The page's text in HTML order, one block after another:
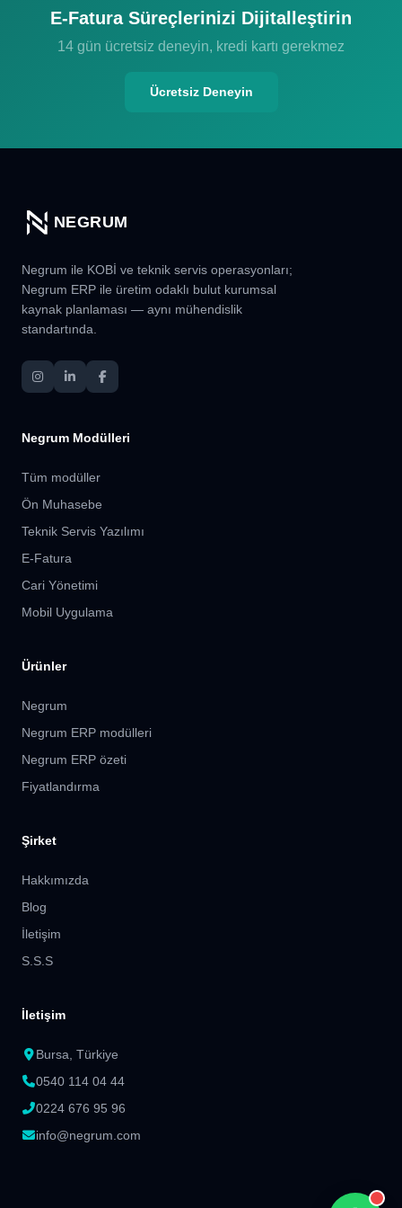
E-Fatura Süreçlerinizi Dijitalleştirin
14 gün ücretsiz deneyin, kredi kartı gerekmez
Ücretsiz Deneyin
NEGRUM
Negrum ile KOBİ ve teknik servis operasyonları;
Negrum ERP ile üretim odaklı bulut kurumsal
kaynak planlaması — aynı mühendislik
standartında.
Negrum Modülleri
Tüm modüller
Ön Muhasebe
Teknik Servis Yazılımı
E-Fatura
Cari Yönetimi
Mobil Uygulama
Ürünler
Negrum
Negrum ERP modülleri
Negrum ERP özeti
Fiyatlandırma
Şirket
Hakkımızda
Blog
İletişim
S.S.S
İletişim
Bursa, Türkiye
0540 114 04 44
0224 676 95 96
info@negrum.com